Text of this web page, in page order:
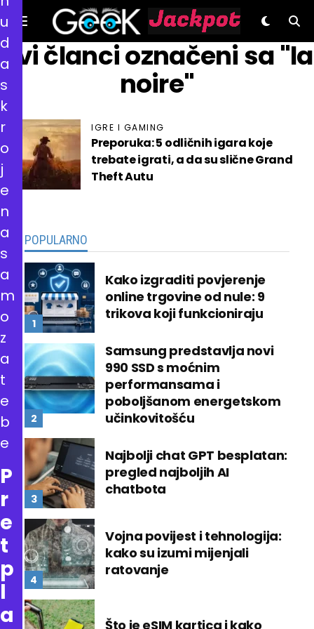
GeeK.hr
Svi članci označeni sa "la
noire"
IGRE I GAMING
Preporuka: 5 odličnih igara koje
trebate igrati, a da su slične Grand
Theft Autu
POPULARNO
Kako izgraditi povjerenje
online trgovine od nule: 9
trikova koji funkcioniraju
Samsung predstavlja novi
990 SSD s moćnim
performansama i
poboljšanom energetskom
učinkovitošću
Najbolji chat GPT besplatan:
pregled najboljih AI
chatbota
Vojna povijest i tehnologija:
kako su izumi mijenjali
ratovanje
Što je eSIM kartica i kako
u
d
a
s
k
r
o
j
e
n
a
s
a
m
o
z
a
t
e
b
e
P
r
e
t
p
l
a